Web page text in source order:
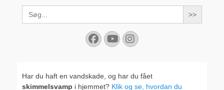
Search
for:
Facebook
YouTube
Instagram
Har du haft en vandskade, og har du fået
skimmelsvamp i hjemmet? Klik og se, hvordan du